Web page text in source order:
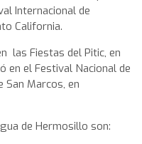
Internacional de
California.
las Fiestas del Pitic, en
en el Festival Nacional de
San Marcos, en
de Hermosillo son: